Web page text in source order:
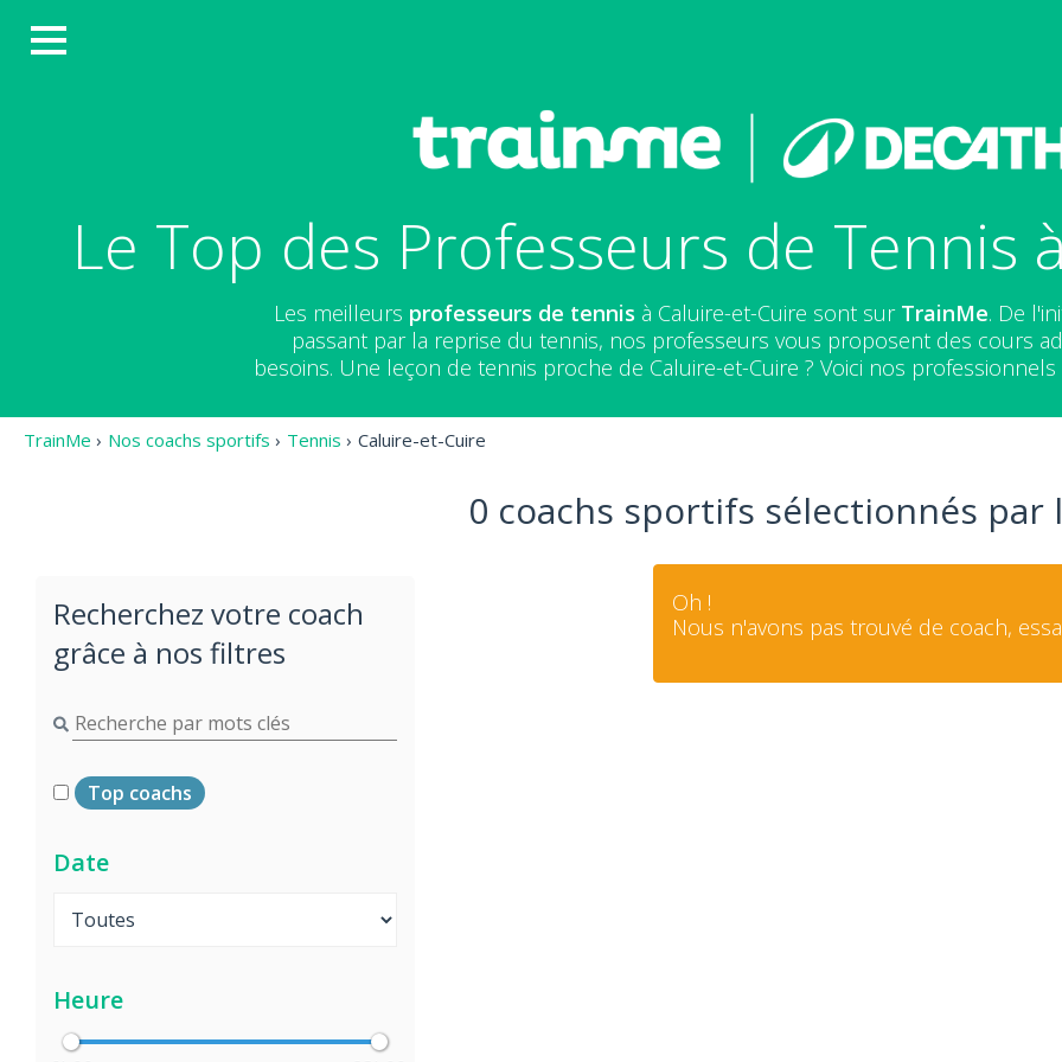
Le Top des Professeurs de Tennis
Les meilleurs professeurs de tennis à Caluire-et-Cuire sont sur TrainMe. De
passant par la reprise du tennis, nos professeurs vous proposent des cours
besoins. Une leçon de tennis proche de Caluire-et-Cuire ? Voici nos
TrainMe › Nos coachs sportifs › Tennis › Caluire-et-Cuire
Recherchez votre coach
grâce à nos filtres
Top coachs
Date
Heure
0 coachs sportifs sélectionnés par
Oh !
Nous n'avons pas trouvé de coach,